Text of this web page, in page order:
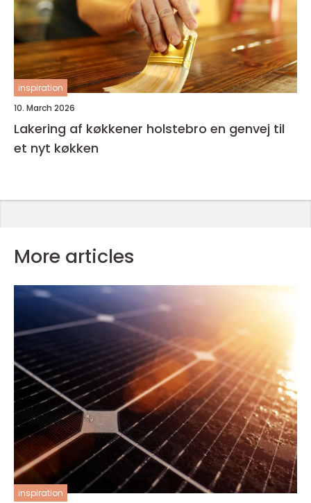
inspiration
10. March 2026
Lakering af køkkener holstebro en genvej til
et nyt køkken
More articles
inspiration